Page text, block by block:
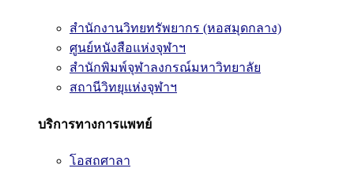
สำนักงานวิทยทรัพยากร (หอสมุดกลาง)
ศูนย์หนังสือแห่งจุฬาฯ
สำนักพิมพ์จุฬาลงกรณ์มหาวิทยาลัย
สถานีวิทยุแห่งจุฬาฯ
บริการทางการแพทย์
โอสถศาลา